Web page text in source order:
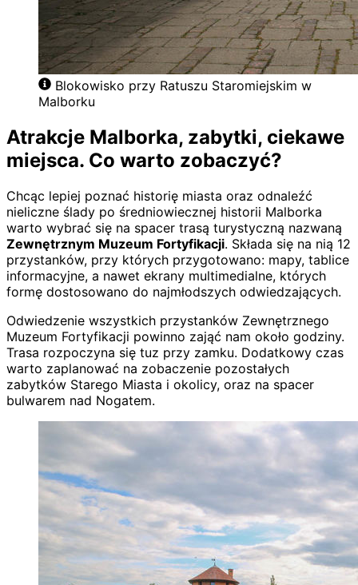
Blokowisko przy Ratuszu Staromiejskim w
Malborku
Atrakcje Malborka, zabytki, ciekawe
miejsca. Co warto zobaczyć?
Chcąc lepiej poznać historię miasta oraz odnaleźć
nieliczne ślady po średniowiecznej historii Malborka
warto wybrać się na spacer trasą turystyczną nazwaną
Zewnętrznym Muzeum Fortyfikacji. Składa się na nią 12
przystanków, przy których przygotowano: mapy, tablice
informacyjne, a nawet ekrany multimedialne, których
formę dostosowano do najmłodszych odwiedzających.
Odwiedzenie wszystkich przystanków Zewnętrznego
Muzeum Fortyfikacji powinno zająć nam około godziny.
Trasa rozpoczyna się tuz przy zamku. Dodatkowy czas
warto zaplanować na zobaczenie pozostałych
zabytków Starego Miasta i okolicy, oraz na spacer
bulwarem nad Nogatem.